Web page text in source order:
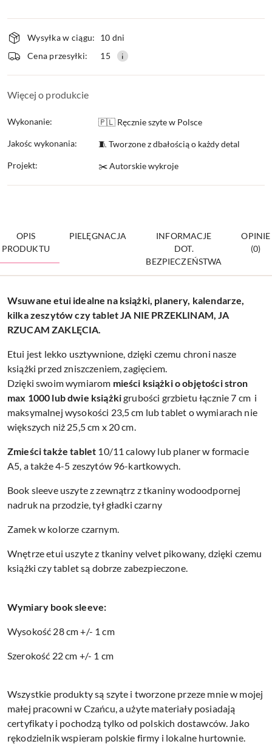
i
dostawa
Wysyłka w ciągu:
10 dni
Cena przesyłki:
15
Więcej o produkcie
Wykonanie: 🇵🇱 Ręcznie szyte w Polsce
Jakośc wykonania: 🧵 Tworzone z dbałością o każdy detal
Projekt: ✂️ Autorskie wykroje
OPIS
PRODUKTU
PIELĘGNACJA
INFORMACJE
DOT.
BEZPIECZEŃSTWA
OPINIE
(0)
Wsuwane etui idealne na książki, planery, kalendarze,
kilka zeszytów czy tablet JA NIE PRZEKLINAM, JA
RZUCAM ZAKLĘCIA.
Etui jest lekko usztywnione, dzięki czemu chroni nasze
książki przed zniszczeniem, zagięciem.
Dzięki swoim wymiarom mieści książki o objętości stron
max 1000 lub dwie książkigrubości grzbietu łącznie 7 cm i
maksymalnej wysokości 23,5 cm lub tablet o wymiarach nie
większych niż 25,5 cm x 20 cm.
Zmieści także tablet 10/11 calowy lub planer w formacie
A5, a także 4-5 zeszytów 96-kartkowych.
Book sleeve uszyte z zewnątrz z tkaniny wodoodpornej
nadruk na przodzie, tył gładki czarny
Zamek w kolorze czarnym.
Wnętrze etui uszyte z tkaniny velvet pikowany, dzięki czemu
książki czy tablet są dobrze zabezpieczone.
Wymiary book sleeve:
Wysokość 28 cm +/- 1 cm
Szerokość 22 cm +/- 1 cm
Wszystkie produkty są szyte i tworzone przeze mnie w mojej
małej pracowni w Czańcu, a użyte materiały posiadają
certyfikaty i pochodzą tylko od polskich dostawców. Jako
rękodzielnik wspieram polskie firmy i lokalne hurtownie.